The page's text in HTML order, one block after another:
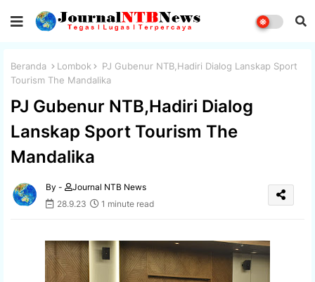
Beranda Lombok
PJ Gubenur NTB,Hadiri Dialog Lanskap Sport
Tourism The Mandalika
PJ Gubenur NTB,Hadiri Dialog
Lanskap Sport Tourism The
Mandalika
By -
Journal NTB News
28.9.23
1 minute read